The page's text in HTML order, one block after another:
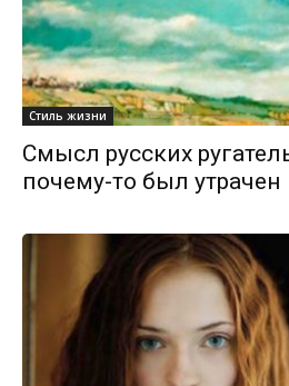
Стиль жизни
Смысл русских
почему-то был утрачен